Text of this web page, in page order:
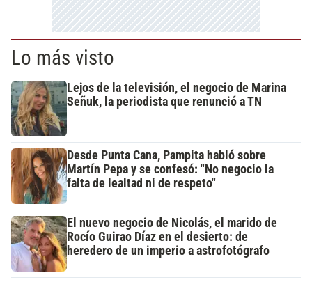
Lo más visto
Lejos de la televisión, el negocio de Marina
Señuk, la periodista que renunció a TN
Desde Punta Cana, Pampita habló sobre
Martín Pepa y se confesó: "No negocio la
falta de lealtad ni de respeto"
El nuevo negocio de Nicolás, el marido de
Rocío Guirao Díaz en el desierto: de
heredero de un imperio a astrofotógrafo